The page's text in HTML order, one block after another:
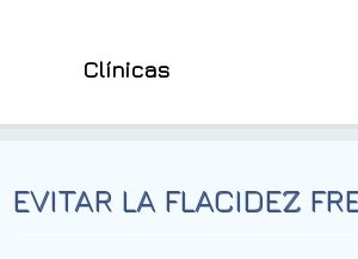
Clínicas
EVITAR LA FLACIDEZ